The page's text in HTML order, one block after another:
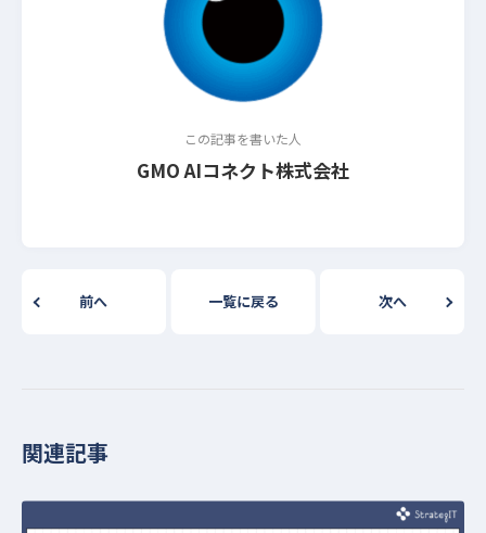
この記事を書いた人
GMO AIコネクト株式会社
前へ 一覧に戻る 次へ
関連記事